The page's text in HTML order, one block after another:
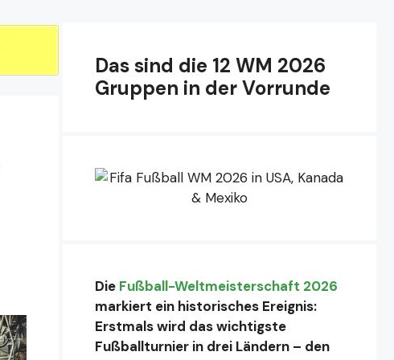
Das sind die 12 WM 2026
Gruppen in der Vorrunde
Die Fußball-Weltmeisterschaft 2026
markiert ein historisches Ereignis:
Erstmals wird das wichtigste
Fußballturnier in drei Ländern – den